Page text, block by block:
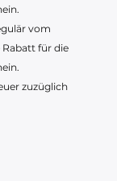
vom
für die
zuzüglich